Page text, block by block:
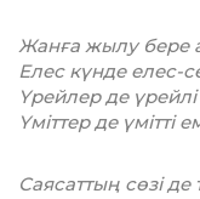
Жанға жылу бере
Елес күнде елес-
Үрейлер де үрейлі
Үміттер де үмітті
Саясаттың сөзі